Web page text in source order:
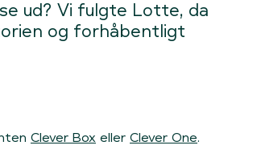
ud? Vi fulgte Lotte, da
og forhåbentligt
Clever Box eller Clever One.